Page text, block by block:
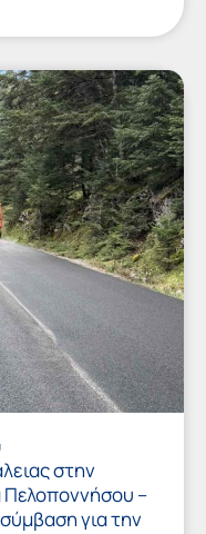
στην
Πελοποννήσου –
για την